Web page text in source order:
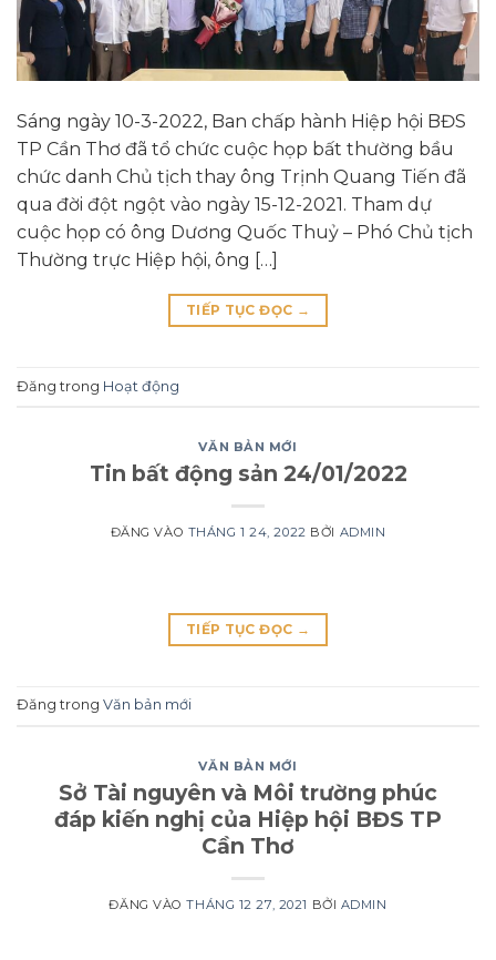
Sáng ngày 10-3-2022, Ban chấp hành Hiệp hội BĐS
TP Cần Thơ đã tổ chức cuộc họp bất thường bầu
chức danh Chủ tịch thay ông Trịnh Quang Tiến đã
qua đời đột ngột vào ngày 15-12-2021. Tham dự
cuộc họp có ông Dương Quốc Thuỷ – Phó Chủ tịch
Thường trực Hiệp hội, ông […]
TIẾP TỤC ĐỌC →
Đăng trong Hoạt động
VĂN BẢN MỚI
Tin bất động sản 24/01/2022
ĐĂNG VÀO THÁNG 1 24, 2022 BỞI ADMIN
TIẾP TỤC ĐỌC →
Đăng trong Văn bản mới
VĂN BẢN MỚI
Sở Tài nguyên và Môi trường phúc
đáp kiến nghị của Hiệp hội BĐS TP
Cần Thơ
ĐĂNG VÀOTHÁNG 12 27, 2021 BỞI ADMIN